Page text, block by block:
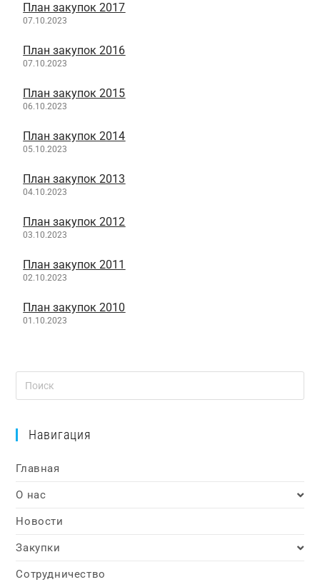
План закупок 2017
07.10.2023
План закупок 2016
07.10.2023
План закупок 2015
06.10.2023
План закупок 2014
05.10.2023
План закупок 2013
04.10.2023
План закупок 2012
03.10.2023
План закупок 2011
02.10.2023
План закупок 2010
01.10.2023
Навигация
Главная
О нас
Новости
Закупки
Сотрудничество